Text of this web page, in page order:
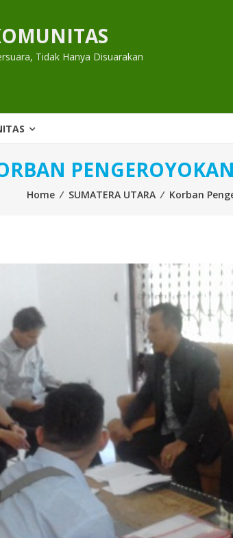
Tidak Hanya Disuarakan
Home ⁄ SUMATERA UTARA ⁄ Korban